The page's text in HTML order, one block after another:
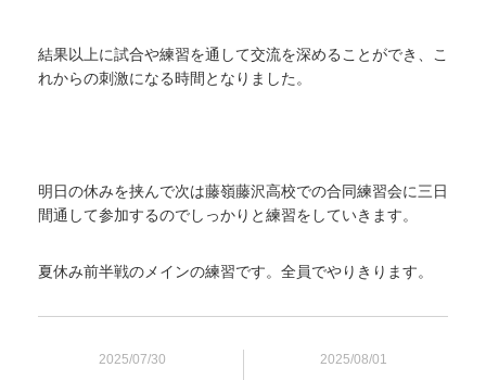
結果以上に試合や練習を通して交流を深めることができ、こ
れからの刺激になる時間となりました。
明日の休みを挟んで次は藤嶺藤沢高校での合同練習会に三日
間通して参加するのでしっかりと練習をしていきます。
夏休み前半戦のメインの練習です。全員でやりきります。
2025/07/30 2025/08/01